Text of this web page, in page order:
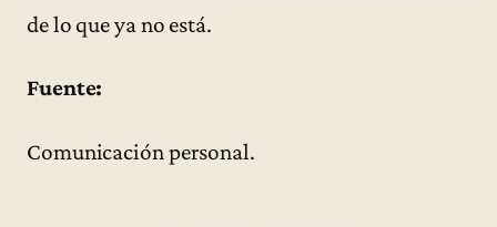
de lo que ya no está.
Fuente:
Comunicación personal.